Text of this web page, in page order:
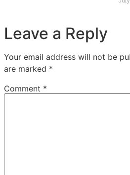
Leave a Reply
Your email address will not be
are marked *
Comment *